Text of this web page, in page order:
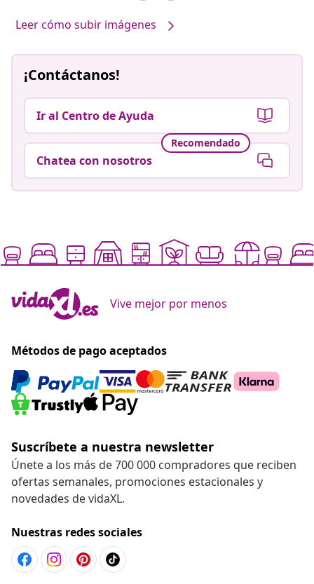
Leer cómo subir imágenes
¡Contáctanos!
Ir al Centro de Ayuda
Recomendado
Chatea con nosotros
Vive mejor por menos
Métodos de pago aceptados
Suscríbete a nuestra newsletter
Únete a los más de 700 000 compradores que reciben
ofertas semanales, promociones estacionales y
novedades de vidaXL.
Nuestras redes sociales